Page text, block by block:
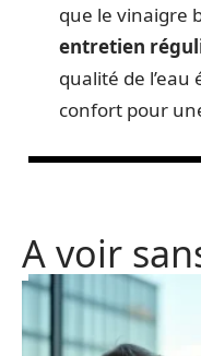
que le vinaigre
entretien
qualité de
confort pour
A voir